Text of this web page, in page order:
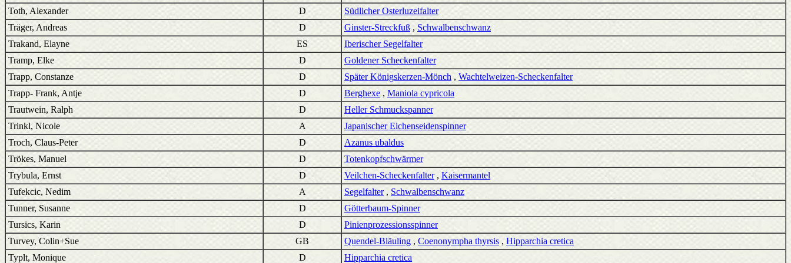
Toth, Alexander
D
Südlicher Osterluzeifalter
Träger, Andreas
D Ginster-Streckfuß , Schwalbenschwanz
Trakand, Elayne
ES
Iberischer Segelfalter
Tramp, Elke
D
Goldener Scheckenfalter
Trapp, Constanze
D Später Königskerzen-Mönch , Wachtelweizen-Scheckenfalter
Trapp- Frank, Antje
D Berghexe , Maniola cypricola
Trautwein, Ralph
D
Heller Schmuckspanner
Trinkl, Nicole
A
Japanischer Eichenseidenspinner
Troch, Claus-Peter
D
Azanus ubaldus
Trökes, Manuel
D
Totenkopfschwärmer
Trybula, Ernst
D Veilchen-Scheckenfalter, Kaisermantel
Tufekcic, Nedim
A Segelfalter, Schwalbenschwanz
Tunner, Susanne
D
Götterbaum-Spinner
Tursics, Karin
D
Pinienprozessionsspinner
Turvey, Colin+Sue
GB Quendel-Bläuling , Coenonympha thyrsis , Hipparchia cretica
Typlt, Monique
D
Hipparchia cretica